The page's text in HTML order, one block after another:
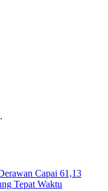
Capai 61,13
Tepat Waktu